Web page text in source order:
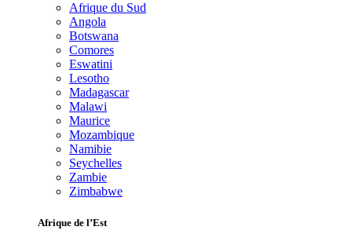
Afrique du Sud
Angola
Botswana
Comores
Eswatini
Lesotho
Madagascar
Malawi
Maurice
Mozambique
Namibie
Seychelles
Zambie
Zimbabwe
Afrique de l’Est